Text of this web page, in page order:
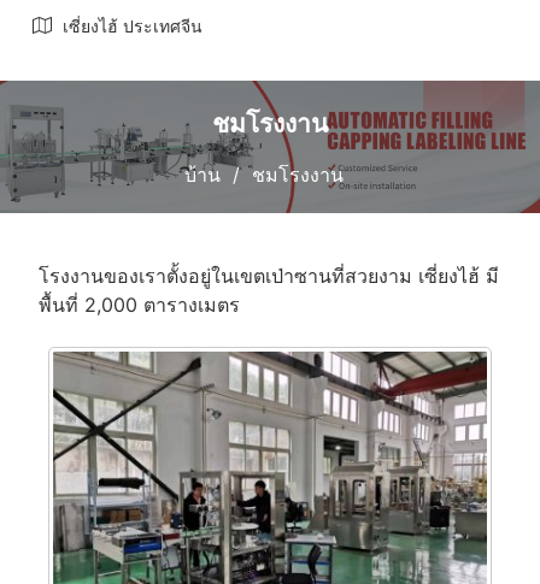
เซี่ยงไฮ้ ประเทศจีน
ชมโรงงาน
บ้าน ชมโรงงาน
โรงงานของเราตั้งอยู่ในเขตเป่าซานที่สวยงาม เซี่ยงไฮ้ มี
พื้นที่ 2,000 ตารางเมตร